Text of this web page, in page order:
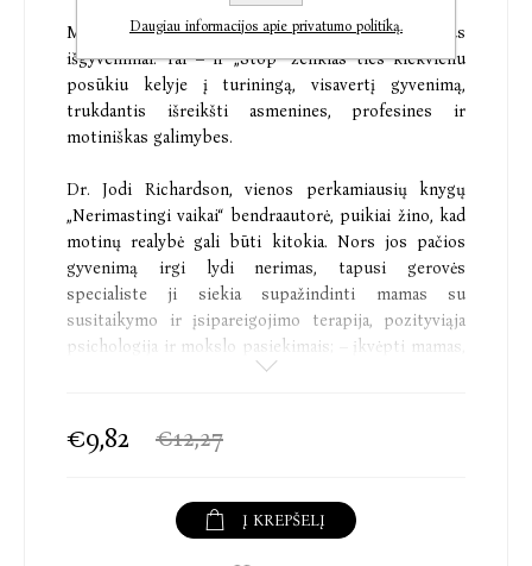
Motinoms nerimas – tai ne tik nemalonūs
išgyvenimai. Tai – ir „Stop“ ženklas ties kiekvienu
posūkiu kelyje į turiningą, visavertį gyvenimą,
trukdantis išreikšti asmenines, profesines ir
motiniškas galimybes.
Dr. Jodi Richardson, vienos perkamiausių knygų
„Nerimastingi vaikai“ bendraautorė, puikiai žino, kad
motinų realybė gali būti kitokia. Nors jos pačios
gyvenimą irgi lydi nerimas, tapusi gerovės
specialiste ji siekia supažindinti mamas su
susitaikymo ir įsipareigojimo terapija, pozityviąja
psichologija ir mokslo pasiekimais; – įkvėpti mamas,
• atpažinti ir perprasti savo nerimastavimą;
bei atsikratyti nenaudingų minčių;
• auginti pasitikėjimą savimi ir ryžtą susigrumti su
€9,82 €12,27
Į KREPŠELĮ
Daugiau informacijos apie privatumo politiką.